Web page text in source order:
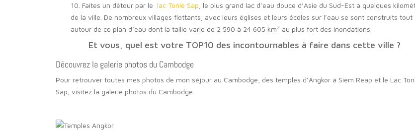
10. Faites un détour par le lac Tonlé Sap , le plus grand lac d’eau douce d’Asie du Sud-Est à quelques
de la ville. De nombreux villages flottants, avec leurs églises et leurs écoles sur l’eau se sont construits tout
autour de ce plan d’eau dont la taille varie de 2 590 à 24 605 km2 au plus fort des inondations.
Et vous, quel est votre TOP10 des incontournables à faire dans cette ville ?
Découvrez la galerie photos du Cambodge
Pour retrouver toutes mes photos de mon séjour au Cambodge, des temples d’Angkor à Siem Reap et le Lac
Sap, visitez la galerie photos du Cambodge